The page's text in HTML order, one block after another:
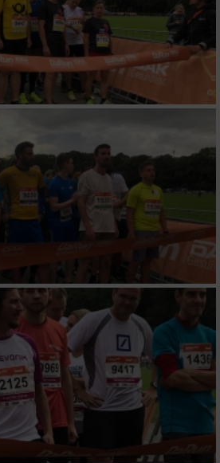
Daten zur Auswahl
Standortdaten
angeforderten